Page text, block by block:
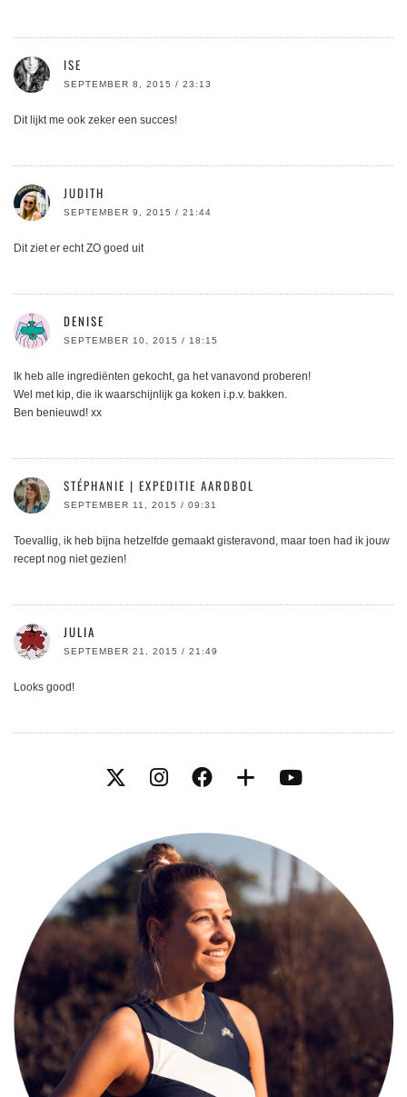
ISE
SEPTEMBER 8, 2015 / 23:13
Dit lijkt me ook zeker een succes!
JUDITH
SEPTEMBER 9, 2015 / 21:44
Dit ziet er echt ZO goed uit
DENISE
SEPTEMBER 10, 2015 / 18:15
Ik heb alle ingrediënten gekocht, ga het vanavond proberen!
Wel met kip, die ik waarschijnlijk ga koken i.p.v. bakken.
Ben benieuwd! xx
STÉPHANIE | EXPEDITIE AARDBOL
SEPTEMBER 11, 2015 / 09:31
Toevallig, ik heb bijna hetzelfde gemaakt gisteravond, maar toen had ik jouw
recept nog niet gezien!
JULIA
SEPTEMBER 21, 2015 / 21:49
Looks good!